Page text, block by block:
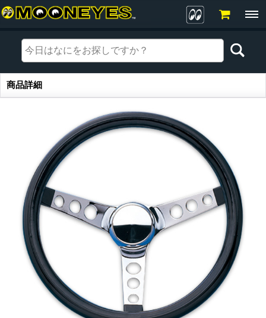
商品詳細
商品詳細